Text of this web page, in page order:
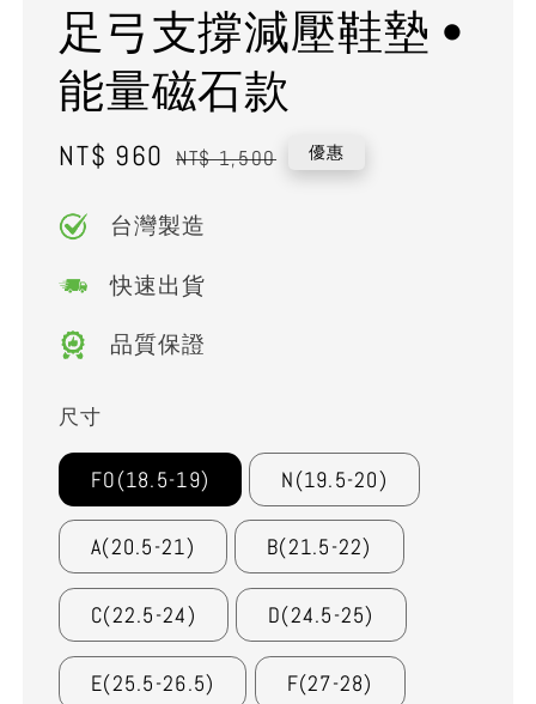
足弓支撐減壓鞋墊 •
能量磁石款
Sale
NT$ 960 Regular
NT$ 1,500 優惠
台灣製造
快速出貨
品質保證
尺寸
FO(18.5-19) N(19.5-20)
A(20.5-21) B(21.5-22)
C(22.5-24) D(24.5-25)
E(25.5-26.5) F(27-28)